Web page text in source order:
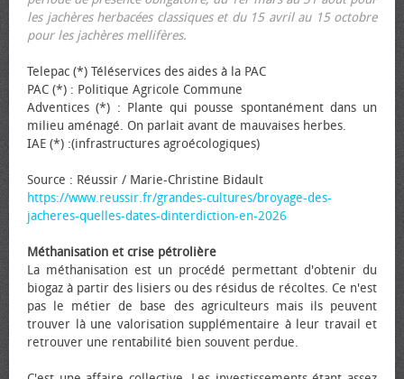
les jachères herbacées classiques et du 15 avril au 15 octobre
pour les jachères mellifères.
Telepac (*) Téléservices des aides à la PAC
PAC (*) : Politique Agricole Commune
Adventices (*) : Plante qui pousse spontanément dans un
milieu aménagé. On parlait avant de mauvaises herbes.
IAE (*) :(infrastructures agroécologiques)
Source : Réussir / Marie-Christine Bidault
https://www.reussir.fr/grandes-cultures/broyage-des-
jacheres-quelles-dates-dinterdiction-en-2026
Méthanisation et crise pétrolière
La méthanisation est un procédé permettant d'obtenir du
biogaz à partir des lisiers ou des résidus de récoltes. Ce n'est
pas le métier de base des agriculteurs mais ils peuvent
trouver là une valorisation supplémentaire à leur travail et
retrouver une rentabilité bien souvent perdue.